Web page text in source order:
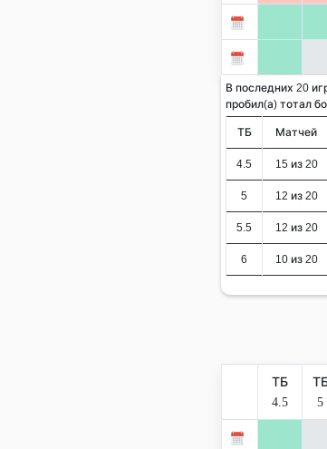
В последних 20
пробил(а) тотал
ТБ Матчей
4.5 15 из 20
5 12 из 20
5.5 12 из 20
6 10 из 20
ТБ
4.5
5